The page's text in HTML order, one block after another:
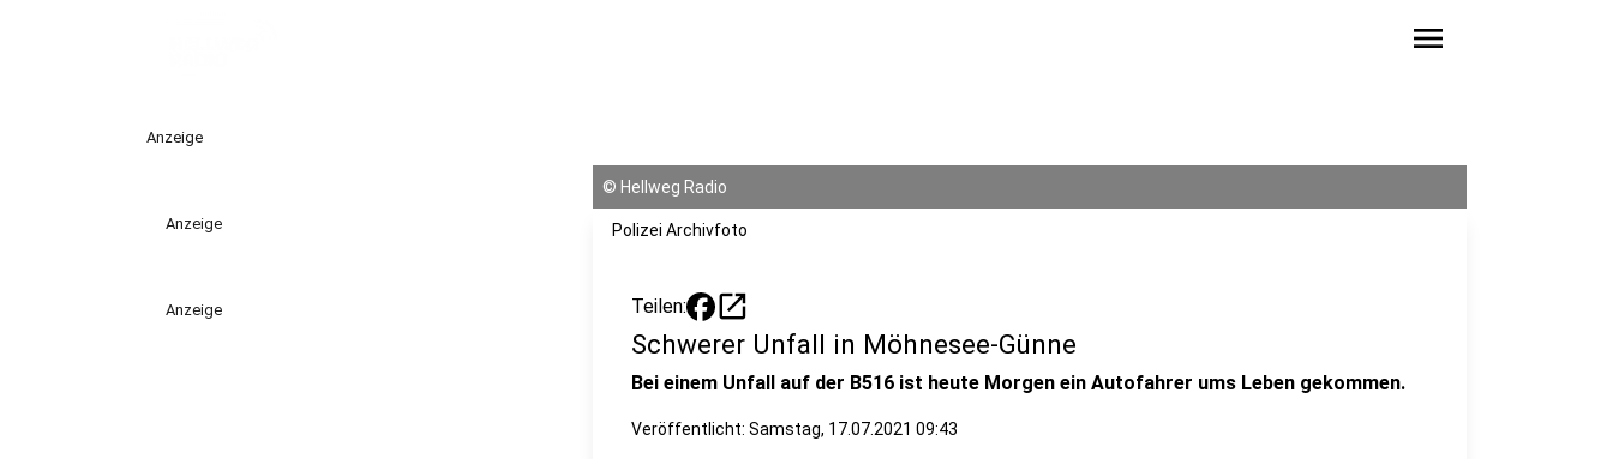
menu
Anzeige
Anzeige
Anzeige
© Hellweg Radio
Polizei Archivfoto
Teilen: open_in_new
Schwerer Unfall in Möhnesee-Günne
Bei einem Unfall auf der B516 ist heute Morgen ein Autofahrer ums Leben gekommen.
Veröffentlicht: Samstag, 17.07.2021 09:43